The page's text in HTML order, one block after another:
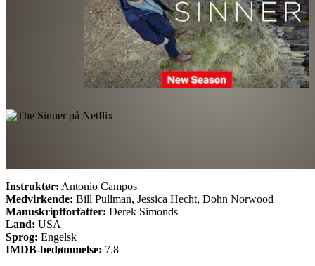
Instruktør: Antonio Campos
Medvirkende: Bill Pullman, Jessica Hecht, Dohn Norwood
Manuskriptforfatter: Derek Simonds
Land: USA
Sprog: Engelsk
IMDB-bedømmelse: 7.8